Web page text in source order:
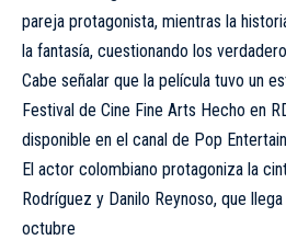
pareja protagonista, mientras la
la fantasía, cuestionando los
Cabe señalar que la película tuvo un
Festival de Cine Fine Arts Hecho en
disponible en el canal de Pop
El actor colombiano protagoniza la
Rodríguez y Danilo Reynoso, que
octubre